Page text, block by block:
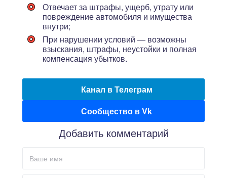
Отвечает за штрафы, ущерб, утрату или
повреждение автомобиля и имущества
внутри;
При нарушении условий — возможны
взыскания, штрафы, неустойки и полная
компенсация убытков.
Канал в Телеграм
Сообщество в Vk
Добавить комментарий